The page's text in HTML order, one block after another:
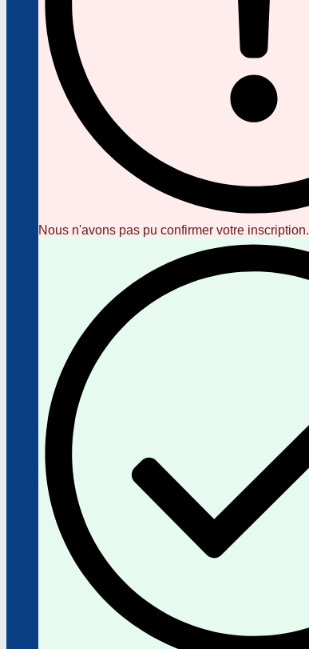
Nous n'avons pas pu confirmer votre inscription.